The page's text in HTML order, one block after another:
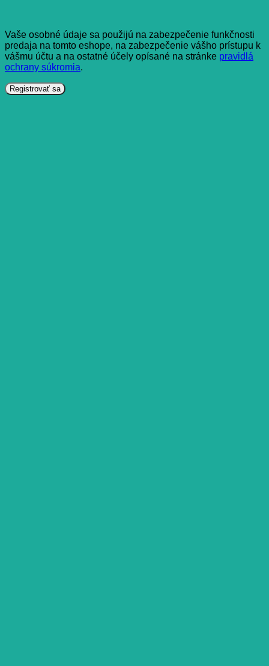
Vaše osobné údaje sa použijú na zabezpečenie funkčnosti
predaja na tomto eshope, na zabezpečenie vášho prístupu k
vášmu účtu a na ostatné účely opísané na stránke pravidlá
ochrany súkromia.
Registrovať sa